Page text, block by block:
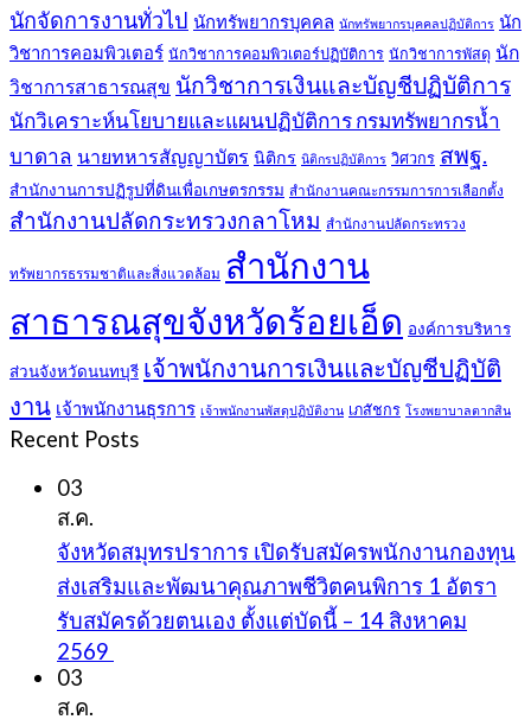
นักจัดการงานทั่วไป นักทรัพยากรบุคคล นักทรัพยากรบุคคลปฏิบัติการ นัก
วิชาการคอมพิวเตอร์ นักวิชาการคอมพิวเตอร์ปฏิบัติการ นักวิชาการพัสดุ นัก
วิชาการสาธารณสุข นักวิชาการเงินและบัญชีปฏิบัติการ
นักวิเคราะห์นโยบายและแผนปฏิบัติการ กรมทรัพยากรน้ำ
บาดาล นายทหารสัญญาบัตร นิติกร นิติกรปฏิบัติการ วิศวกร สพฐ.
สำนักงานการปฏิรูปที่ดินเพื่อเกษตรกรรม สำนักงานคณะกรรมการการเลือกตั้ง
สำนักงานปลัดกระทรวงกลาโหม สำนักงานปลัดกระทรวง
ทรัพยากรธรรมชาติและสิ่งแวดล้อม สำนักงาน
สาธารณสุขจังหวัดร้อยเอ็ด องค์การบริหาร
ส่วนจังหวัดนนทบุรี เจ้าพนักงานการเงินและบัญชีปฏิบัติ
งาน เจ้าพนักงานธุรการ เจ้าพนักงานพัสดุปฏิบัติงาน เภสัชกร โรงพยาบาลตากสิน
Recent Posts
03
ส.ค.
จังหวัดสมุทรปราการ เปิดรับสมัครพนักงานกองทุน
ส่งเสริมและพัฒนาคุณภาพชีวิตคนพิการ 1 อัตรา
รับสมัครด้วยตนเอง ตั้งแต่บัดนี้ – 14 สิงหาคม
2569
03
ส.ค.